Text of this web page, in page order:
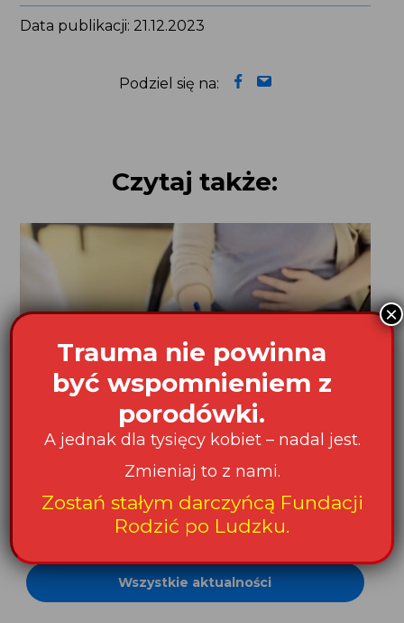
Data publikacji: 21.12.2023
Podziel się na:
Czytaj także:
Czy zgoda „ogólna” jest ważna?
Wiele kobiet podczas przyjęcia na oddział położniczy
często znajduje się tzw. „zgoda ogólna” na leczenie.
Wszystkie aktualności
Trauma nie powinna
być wspomnieniem z
porodówki.
A jednak dla tysięcy kobiet – nadal jest.
Zmieniaj to z nami.
Zostań stałym darczyńcą Fundacji
Rodzić po Ludzku.
×